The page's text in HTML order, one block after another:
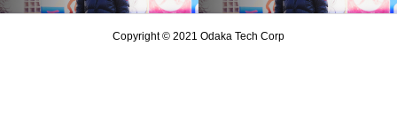
Copyright © 2021 Odaka Tech Corp